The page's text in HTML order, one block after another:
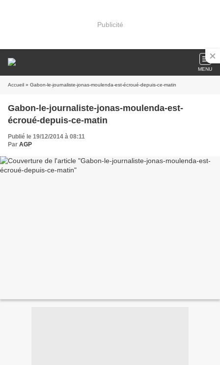
Publicité
MENU
Accueil » Gabon-le-journaliste-jonas-moulenda-est-écroué-depuis-ce-matin
Gabon-le-journaliste-jonas-moulenda-est-
écroué-depuis-ce-matin
Publié le 19/12/2014 à 08:11
Par AGP